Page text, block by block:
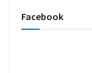
Facebook